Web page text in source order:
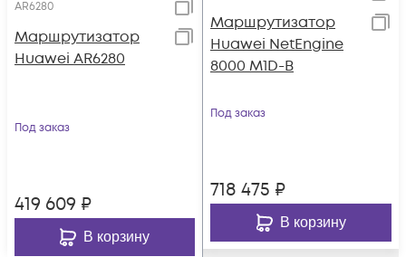
AR6280
Маршрутизатор
Huawei AR6280
Под заказ
419 609 ₽
В корзину
Маршрутизатор
Huawei NetEngine
8000 M1D-B
Под заказ
718 475 ₽
В корзину